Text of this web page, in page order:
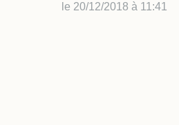
le 20/12/2018 à 11:41